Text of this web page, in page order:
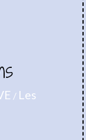
/ Les